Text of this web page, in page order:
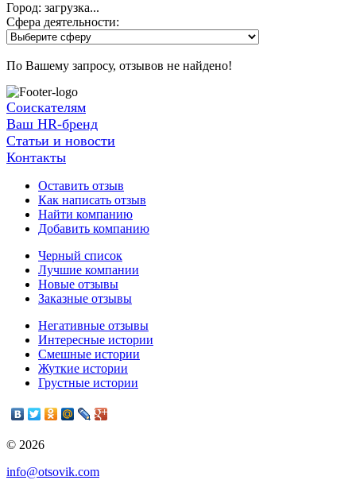
Город: загрузка...
Сфера деятельности:
По Вашему запросу, отзывов не найдено!
Соискателям
Ваш HR-бренд
Статьи и новости
Контакты
Оставить отзыв
Как написать отзыв
Найти компанию
Добавить компанию
Черный список
Лучшие компании
Новые отзывы
Заказные отзывы
Негативные отзывы
Интересные истории
Смешные истории
Жуткие истории
Грустные истории
© 2026
info@otsovik.com